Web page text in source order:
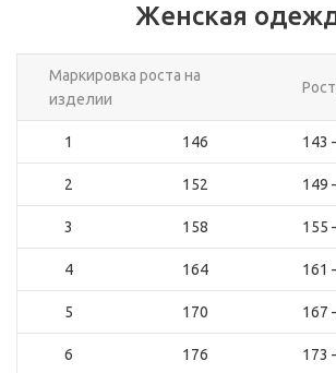
Женская
Маркировка роста на
изделии
1 146 143
2 152 149
3 158 155
4 164 161
5 170 167
6 176 173